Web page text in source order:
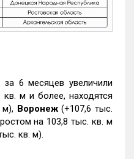
6 месяцев увеличили
м и более, находятся
м), Воронеж(+107,6 тыс.
на 103,8 тыс. кв. м
кв. м).